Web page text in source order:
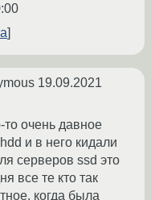
19.09.2021
то очень давное
и в него кидали
серверов ssd это
все те кто так
когда была